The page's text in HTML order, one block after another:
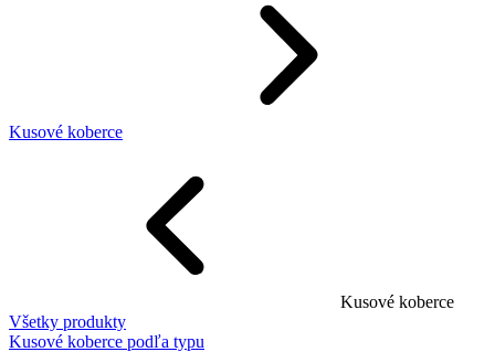
Kusové koberce
Kusové koberce
Všetky produkty
Kusové koberce podľa typu